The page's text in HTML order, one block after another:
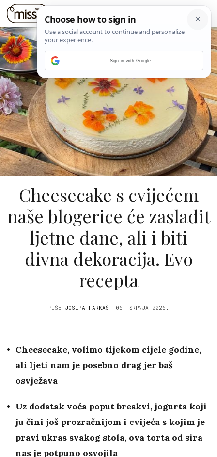
Cheesecake s cvijećem
naše blogerice će zasladit
ljetne dane, ali i biti
divna dekoracija. Evo
recepta
PIŠE JOSIPA FARKAŠ 06. SRPNJA 2026.
Cheesecake, volimo tijekom cijele godine,
ali ljeti nam je posebno drag jer baš
osvježava
Uz dodatak voća poput breskvi, jogurta koji
ju čini još prozračnijom i cvijeća s kojim je
pravi ukras svakog stola, ova torta od sira
nas je potpuno osvojila
Sign in with Google